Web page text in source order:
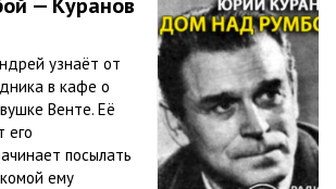
узнаёт от
в кафе о
Венте. Её
его
посылать
ему